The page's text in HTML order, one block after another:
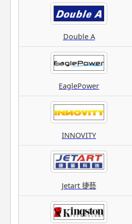
Double A
EaglePower
INNOVITY
Jetart 捷藝